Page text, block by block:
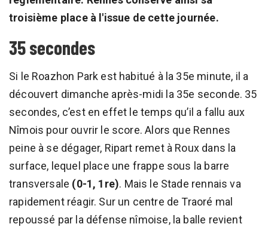
troisième place à l'issue de cette journée.
35 secondes
Si le Roazhon Park est habitué à la 35e minute, il a
découvert dimanche après-midi la 35e seconde. 35
secondes, c’est en effet le temps qu’il a fallu aux
Nîmois pour ouvrir le score. Alors que Rennes
peine à se dégager, Ripart remet à Roux dans la
surface, lequel place une frappe sous la barre
transversale (0-1, 1re). Mais le Stade rennais va
rapidement réagir. Sur un centre de Traoré mal
repoussé par la défense nîmoise, la balle revient